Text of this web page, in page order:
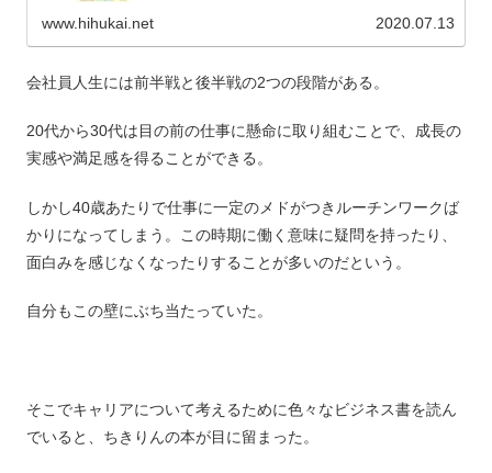
www.hihukai.net 2020.07.13
会社員人生には前半戦と後半戦の2つの段階がある。
20代から30代は目の前の仕事に懸命に取り組むことで、成長の
実感や満足感を得ることができる。
しかし40歳あたりで仕事に一定のメドがつきルーチンワークば
かりになってしまう。この時期に働く意味に疑問を持ったり、
面白みを感じなくなったりすることが多いのだという。
自分もこの壁にぶち当たっていた。
そこでキャリアについて考えるために色々なビジネス書を読ん
でいると、ちきりんの本が目に留まった。